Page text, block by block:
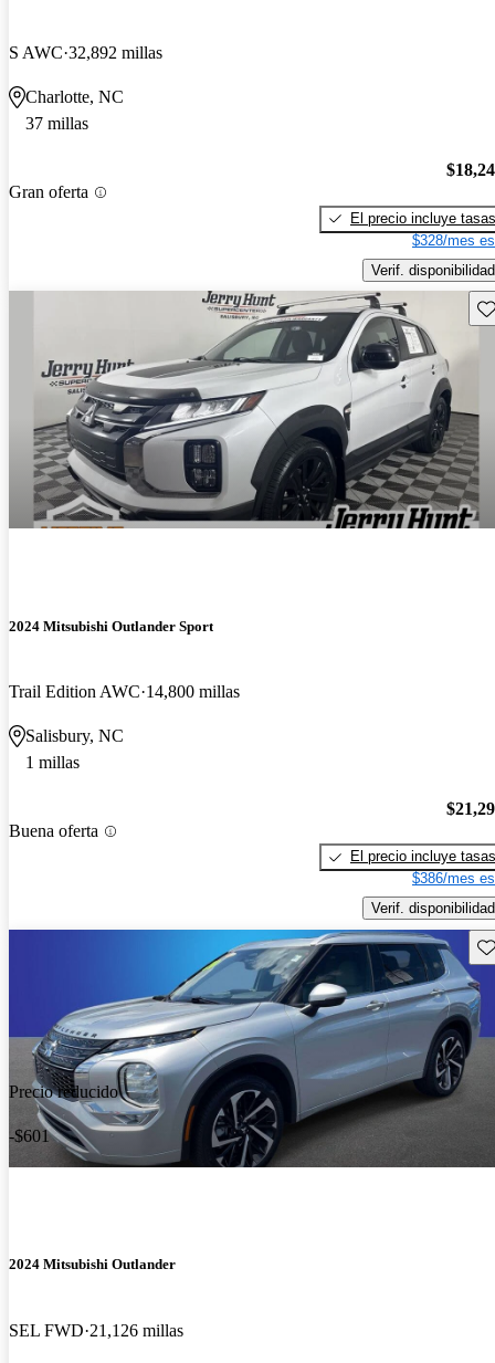
S AWC 32,892 millas
Charlotte, NC
37 millas
Gran oferta
El precio incluye tasas
$328/mes
Verif. disponibilidad
2024 Mitsubishi Outlander Sport
Trail Edition AWC 14,800 millas
Salisbury, NC
1 millas
Buena oferta
El precio incluye tasas
$386/mes
Verif. disponibilidad
Precio reducido
-$601
2024 Mitsubishi Outlander
SEL FWD 21,126 millas